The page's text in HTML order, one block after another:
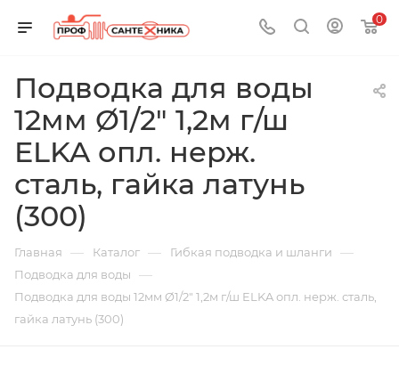
0
Подводка для воды
12мм Ø1/2" 1,2м г/ш
ELKA опл. нерж.
сталь, гайка латунь
(300)
Главная — Каталог — Гибкая подводка и шланги —
Подводка для воды —
Подводка для воды 12мм Ø1/2" 1,2м г/ш ELKA опл. нерж. сталь,
гайка латунь (300)